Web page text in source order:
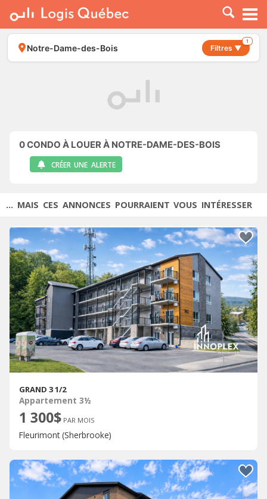
À LOUER
À VENDRE
PLACER UNE ANNONCE
Notre-Dame-des-Bois Filtres ▼
1
0CONDO À LOUER À NOTRE-DAME-DES-BOIS
CRÉER UNE ALERTE
... MAIS CES ANNONCES POURRAIENT VOUS INTÉRESSER
GRAND 3 1/2
Appartement 3½
1 300$ PAR MOIS
Fleurimont (Sherbrooke)